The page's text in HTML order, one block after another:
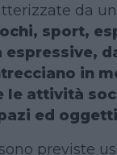
da
sport,
in
le attività
ed
previste